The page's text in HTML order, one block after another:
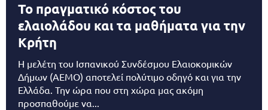
Το πραγματικό κόστος του
ελαιολάδου και τα μαθήματα για την
Κρήτη
Η μελέτη του Ισπανικού Συνδέσμου Ελαιοκομικών
Δήμων (AEMO) αποτελεί πολύτιμο οδηγό και για την
Ελλάδα. Την ώρα που στη χώρα μας ακόμη
προσπαθούμε να...